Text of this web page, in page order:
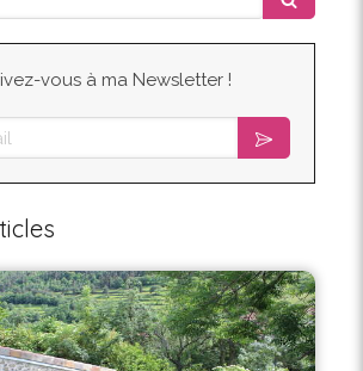
vous à ma Newsletter !